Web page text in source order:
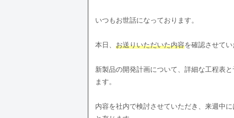
いつもお世話になっております。
本日、 お送りいただいた内容を確認させてい
新製品の開発計画について、詳細な工程表
ます。
内容を社内で検討させていただき、来週中